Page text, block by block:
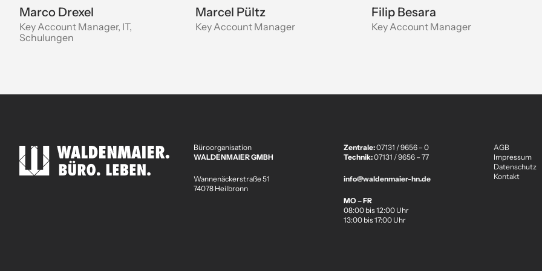
Marco Drexel
Key Account Manager, IT,
Schulungen
Marcel Pültz
Key Account Manager
Filip Besara
Key Account Manager
Büroorganisation
WALDENMAIER GMBH
Wannenäckerstraße 51
74078 Heilbronn
Zentrale:07131 / 9656 – 0
Technik:07131 / 9656 – 77
info@waldenmaier-hn.de
MO – FR
08:00 bis 12:00 Uhr
13:00 bis 17:00 Uhr
AGB
Impressum
Datenschutz
Kontakt